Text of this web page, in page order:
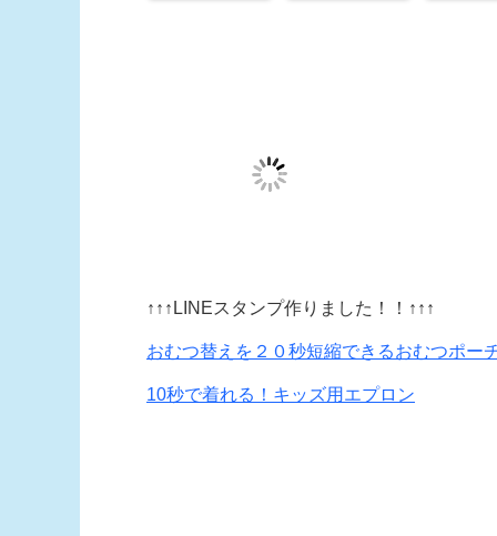
↑↑↑LINEスタンプ作りました！！↑↑↑
おむつ替えを２０秒短縮できるおむつポー
10秒で着れる！キッズ用エプロン